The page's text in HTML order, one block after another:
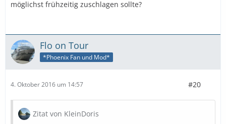
möglichst frühzeitig zuschlagen sollte?
Flo on Tour
*Phoenix Fan und Mod*
4. Oktober 2016 um 14:57 #20
Zitat von KleinDoris